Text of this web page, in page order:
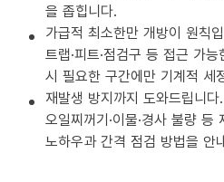
을 좁힙니다.
가급적 최소한만 개방이 원칙
트랩·피트·점검구 등 접근 가
시 필요한 구간에만 기계적 세
재발생 방지까지 도와드립니다.
오일찌꺼기·이물·경사 불량
노하우과 간격 점검 방법을 안